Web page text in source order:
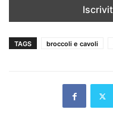
TAGS broccoli e cavoli